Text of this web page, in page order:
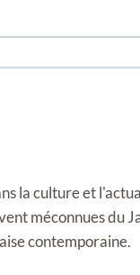
la culture et
méconnues du
contemporaine.